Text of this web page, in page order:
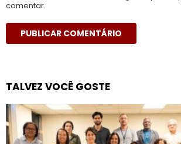
comentar.
TALVEZ VOCÊ GOSTE